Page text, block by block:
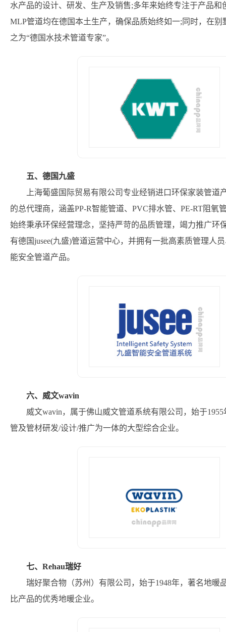
水产品的设计、研发、生产及销售;多年来始终专注于产品
MLP管道均在德国本土生产，确保品质始终如一;同时，在
之为“德国水技术管道专家”。
五、德国九盛
上海葡盛国际贸易有限公司专业经销进口环保家装管
的总代理商，涵盖PP-R智能管道、PVC排水管、PE-RT阻
始终秉承环保经营理念，坚持严苛的品质管理，竭力推广环
有德国jusee(九盛)管道运营中心，并拥有一批高素质管理人
能安全管道产品。
六、威文wavin
威文wavin，属于佛山威文管道系统有限公司，始于
管及管材研发/设计/推广为一体的大型综合企业。
七、Rehau瑞好
瑞好聚合物（苏州）有限公司，始于1948年，著名地
比产品的优秀地暖企业。